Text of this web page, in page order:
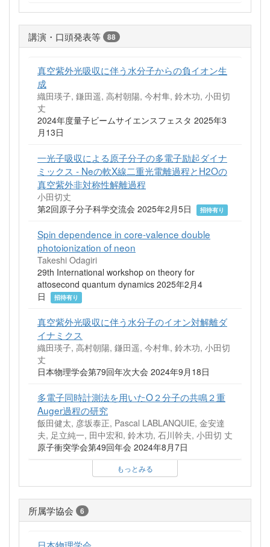
講演・口頭発表等 88
真空紫外光吸収に伴う水分子からの負イオン生
成
織田瑛子, 鎌田遥, 高村朝陽, 今村隼, 鈴木功, 小田切
丈
2024年度量子ビームサイエンスフェスタ 2025年3
月13日
一光子吸収による原子分子の多電子励起ダイナ
ミックス ‐ Neの軟X線二重光電離過程とH2Oの
真空紫外非対称性解離過程
小田切丈
第2回原子分子科学交流会 2025年2月5日
招待有り
Spin dependence in core-valence double
photoionization of neon
Takeshi Odagiri
29th International workshop on theory for
attosecond quantum dynamics 2025年2月4
日
招待有り
真空紫外光吸収に伴う水分子のイオン対解離ダ
イナミクス
織田瑛子, 高村朝陽, 鎌田遥, 今村隼, 鈴木功, 小田切
丈
日本物理学会第79回年次大会 2024年9月18日
多電子同時計測法を用いたO２分子の共鳴２重
Auger過程の研究
飯田健太, 彦坂泰正, Pascal LABLANQUIE, 金安達
夫, 足立純一, 田中宏和, 鈴木功, 石川幹夫, 小田切 丈
原子衝突学会第49回年会 2024年8月7日
もっとみる
所属学協会 6